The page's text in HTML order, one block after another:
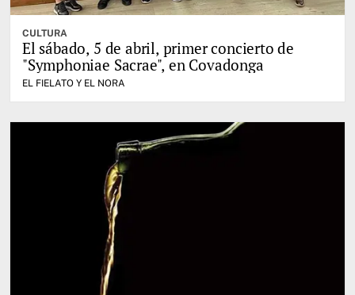
CULTURA
El sábado, 5 de abril, primer concierto de
"Symphoniae Sacrae", en Covadonga
EL FIELATO Y EL NORA